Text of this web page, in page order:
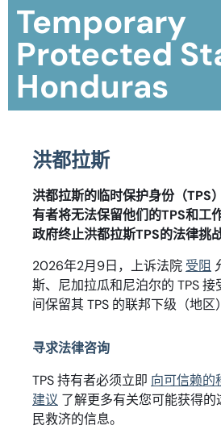
Temporary
Protected
Honduras
洪都拉斯
洪都拉斯的临时保护身份（TPS
有者将无法保留他们的TPS和工
政府终止洪都拉斯TPS的法律挑
2026年2月9日，上诉法院 受阻
斯、尼加拉瓜和尼泊尔的 TPS
间保留其 TPS 的联邦下级（地区
寻求法律咨询
TPS 持有者必须立即 向可信赖的
建议 了解更多有关您可能获得
民救济的信息。